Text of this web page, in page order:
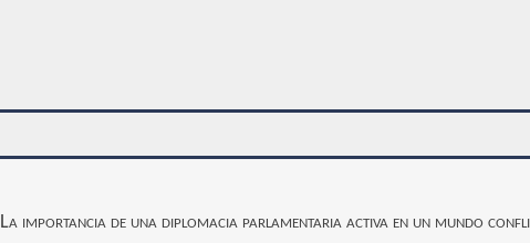
La importancia de una diplomacia parlamentaria activa en un mundo